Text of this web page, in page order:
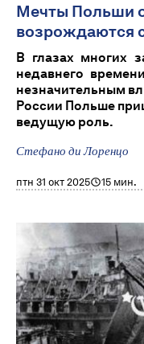
Мечты Польши
возрождаются
В глазах многих
недавнего
незначительным
России Польше
ведущую роль.
Стефано ди Лоренцо
птн 31 окт 2025 15 мин.